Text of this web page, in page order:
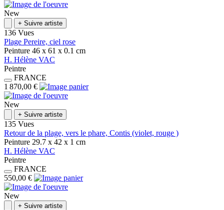
New
+ Suivre artiste
136 Vues
Plage Pereire, ciel rose
Peinture 46 x 61 x 0.1 cm
H. Hélène VAC
Peintre
FRANCE
1 870,00 €
New
+ Suivre artiste
135 Vues
Retour de la plage, vers le phare, Contis (violet, rouge )
Peinture 29.7 x 42 x 1 cm
H. Hélène VAC
Peintre
FRANCE
550,00 €
New
+ Suivre artiste